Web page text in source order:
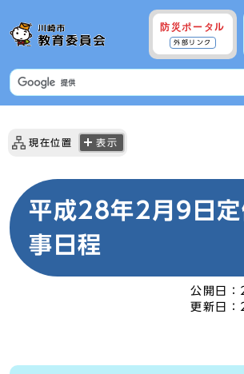
防災ポータル
外部リンク
現在位置 表示
平成28年2月9日定
事日程
公開日：
更新日：